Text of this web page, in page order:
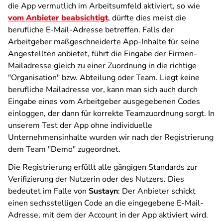
die App vermutlich im Arbeitsumfeld aktiviert, so wie
vom Anbieter beabsichtigt, dürfte dies meist die
berufliche E-Mail-Adresse betreffen. Falls der
Arbeitgeber maßgeschneiderte App-Inhalte für seine
Angestellten anbietet, führt die Eingabe der Firmen-
Mailadresse gleich zu einer Zuordnung in die richtige
"Organisation" bzw. Abteilung oder Team. Liegt keine
berufliche Mailadresse vor, kann man sich auch durch
Eingabe eines vom Arbeitgeber ausgegebenen Codes
einloggen, der dann für korrekte Teamzuordnung sorgt. In
unserem Test der App ohne individuelle
Unternehmensinhalte wurden wir nach der Registrierung
dem Team "Demo" zugeordnet.
Die Registrierung erfüllt alle gängigen Standards zur
Verifizierung der Nutzerin oder des Nutzers. Dies
bedeutet im Falle von Sustayn: Der Anbieter schickt
einen sechsstelligen Code an die eingegebene E-Mail-
Adresse, mit dem der Account in der App aktiviert wird.